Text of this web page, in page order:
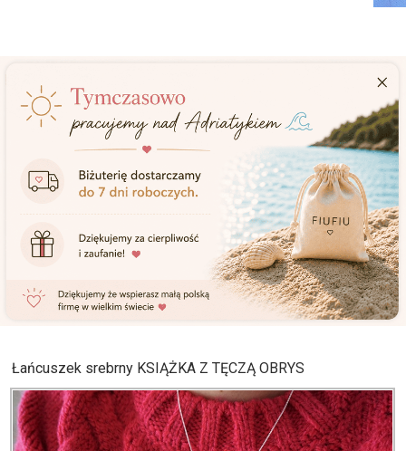
Łańcuszek srebrny KSIĄŻKA Z TĘCZĄ OBRYS